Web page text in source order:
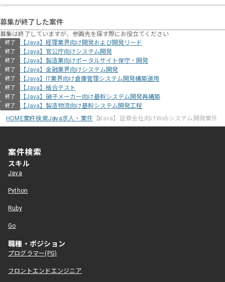
募集が終了した案件
募集は終了していますが、参画先を探す際にお役立てください
終了 【Java】経理業界向け開発および開発リード
終了 【Java】官公庁向けシステム開発
終了 【Java】製造業向けポータルサイト保守・開発
終了 【Java】金融業界向けシステム開発
終了 【Java】IT業界向け倉庫管理システム開発構築運用
終了 【Java】結合テスト
終了 【Java】硝子メーカー向け基幹システム開発再構築
終了
【Java】製造物流向け基幹システム開発工程
HOME案件検索Java求人・案件 【Java】証券会社向けWebシステム開発案件
案件検索
スキル
Java
Python
Ruby
Go
職種・ポジション
プログラマー(PG)
フロントエンドエンジニア